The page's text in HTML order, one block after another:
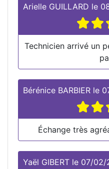
Arielle GUILLARD le
Technicien arrivé un
Bérénice BARBIER le
Échange très
Yaël GIBERT le 07/02/